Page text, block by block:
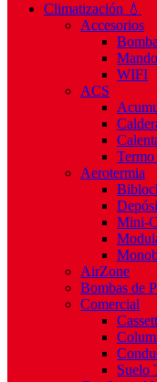
Climatización 💧
Accesorios
WIFI
ACS
Aerotermia
Mini-
AirZone
Bombas de
Comercial
Suelo